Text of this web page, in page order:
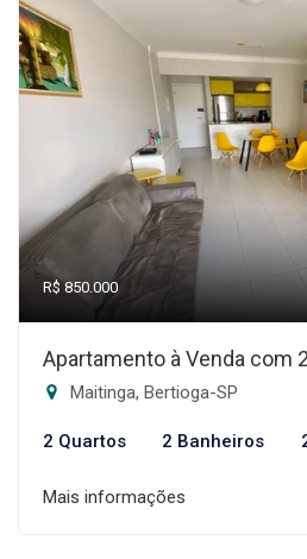
R$ 850.000
Apartamento à Venda com
Maitinga, Bertioga-SP
2 Quartos 2 Banheiros
Mais informações